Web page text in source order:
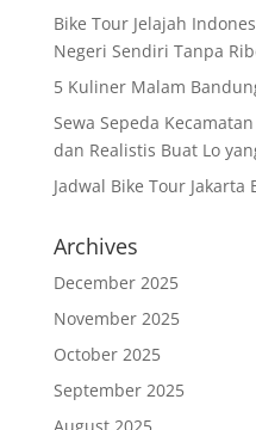
Bike Tour Jelajah
Negeri Sendiri Tanpa
5 Kuliner Malam
Sewa Sepeda
dan Realistis Buat Lo
Jadwal Bike Tour Jakarta
Archives
December 2025
November 2025
October 2025
September 2025